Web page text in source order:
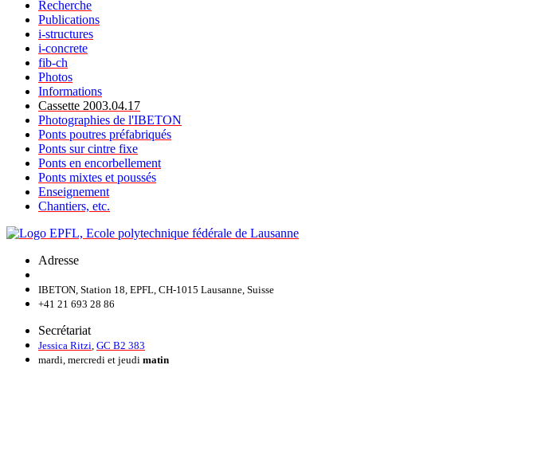
Recherche
Publications
i-structures
i-concrete
fib-ch
Photos
Informations
Cassette 2003.04.17
Photographies de l'IBETON
Ponts poutres préfabriqués
Ponts sur cintre fixe
Ponts en encorbellement
Ponts mixtes et poussés
Enseignement
Chantiers, etc.
Adresse
IBETON, Station 18, EPFL, CH-1015 Lausanne, Suisse
+41 21 693 28 86
Secrétariat
Jessica Ritzi GC B2 383
mardi, mercredi et jeudi matin